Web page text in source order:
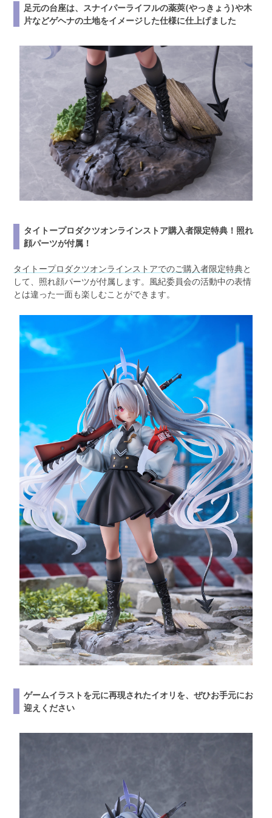
足元の台座は、スナイパーライフルの薬莢(やっきょう)や木
片などゲヘナの土地をイメージした仕様に仕上げました
タイトープロダクツオンラインストア購入者限定特典！照れ
顔パーツが付属！
タイトープロダクツオンラインストアでのご購入者限定特典と
して、照れ顔パーツが付属します。風紀委員会の活動中の表情
とは違った一面も楽しむことができます。
ゲームイラストを元に再現されたイオリを、ぜひお手元にお
迎えください